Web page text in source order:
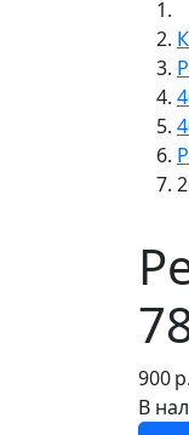
900р.
В